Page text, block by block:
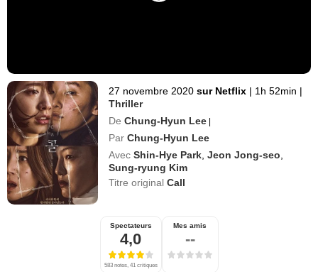
27 novembre 2020 sur Netflix | 1h 52min |
Thriller
De Chung-Hyun Lee |
Par Chung-Hyun Lee
Avec Shin-Hye Park ,Jeon Jong-seo
Sung-ryung Kim
Titre originalCall
Spectateurs
4,0
583 notes, 41 critiques
Mes amis
--